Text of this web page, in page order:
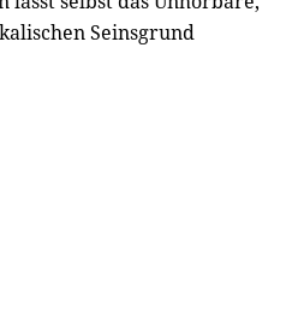
Seinsgrund